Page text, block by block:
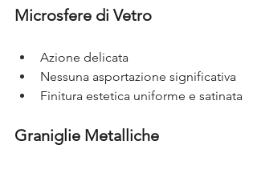
Microsfere di Vetro
Azione delicata
Nessuna asportazione significativa
Finitura estetica uniforme e satinata
Graniglie Metalliche